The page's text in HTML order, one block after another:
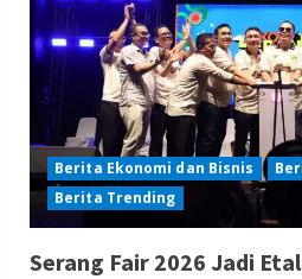
Berita Ekonomi dan Bisnis
Berita Trending
Serang Fair 2026 Jadi